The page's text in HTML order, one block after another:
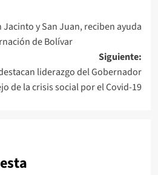
y San Juan, reciben ayuda
de Bolívar
Siguiente:
liderazgo del Gobernador
de la crisis social por el Covid-19